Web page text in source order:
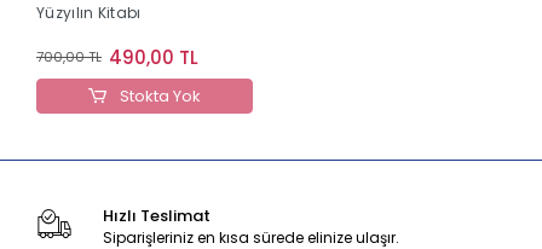
Yüzyılın Kitabı
700,00 TL 490,00 TL
Stokta Yok
Hızlı Teslimat
Siparişleriniz en kısa sürede elinize ulaşır.